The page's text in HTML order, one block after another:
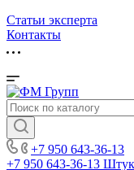
Статьи эксперта
Контакты
+7 950 643-36-13
+7 950 643-36-13